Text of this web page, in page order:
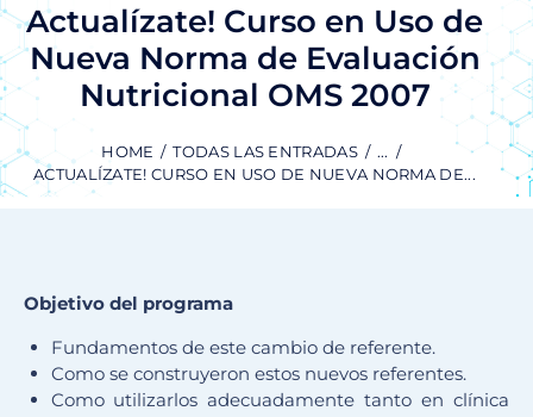
Actualízate! Curso en Uso de
Nueva Norma de Evaluación
Nutricional OMS 2007
HOME TODAS LAS ENTRADAS
...
ACTUALÍZATE! CURSO EN USO DE NUEVA NORMA DE...
Objetivo del programa
Fundamentos de este cambio de referente.
Como se construyeron estos nuevos referentes.
Como utilizarlos adecuadamente tanto en clínica